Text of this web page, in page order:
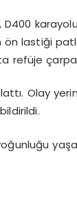
D400
lastiği
refüje
Olay